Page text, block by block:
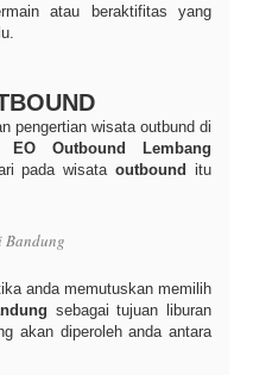
atau beraktifitas yang
pengertian wisata outbund di
EO Outbound Lembang
pada wisataoutbound itu
Bandung
anda memutuskan memilih
sebagai tujuan liburan
akan diperoleh anda antara